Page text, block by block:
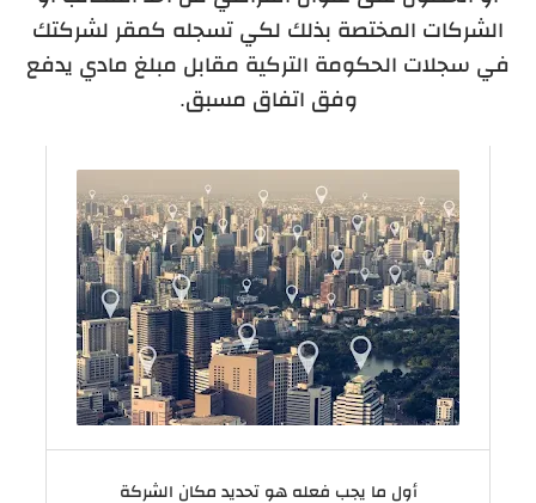
الشركات المختصة بذلك لكي تسجله كمقر لشركتك
في سجلات الحكومة التركية مقابل مبلغ مادي يدفع
وفق اتفاق مسبق.
أول ما يجب فعله هو تحديد مكان الشركة